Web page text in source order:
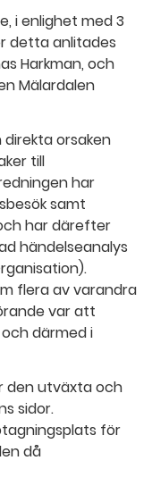
i enlighet med 3
detta anlitades
Harkman, och
Mälardalen
direkta orsaken
till
har
samt
har därefter
händelseanalys
flera av varandra
var att
därmed i
den utväxta och
sidor.
för
då